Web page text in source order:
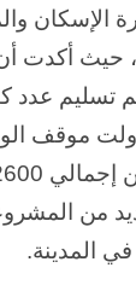
الإسكان
تسليم
موقف
من
المدينة.